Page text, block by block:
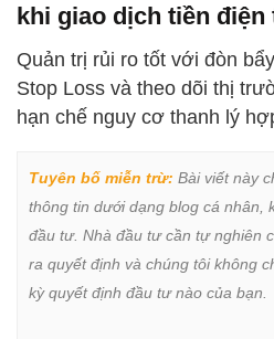
khi giao dịch tiền điện
Quản trị rủi ro tốt với đòn
Stop Loss và theo dõi thị
hạn chế nguy cơ thanh lý
Tuyên bố miễn trừ: Bài viết này
thông tin dưới dạng blog cá nhân,
đầu tư. Nhà đầu tư cần tự nghiên
ra quyết định và chúng tôi không
kỳ quyết định đầu tư nào của bạn.